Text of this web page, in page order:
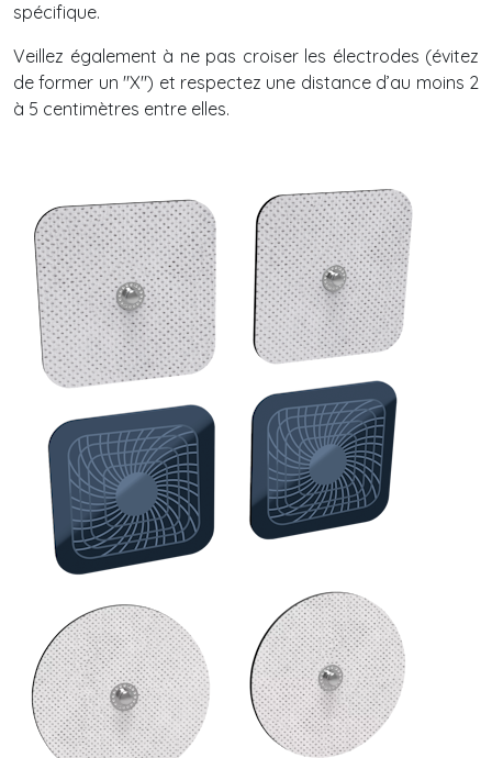
spécifique.
Veillez également à ne pas croiser les électrodes (évitez
de former un "X") et respectez une distance d’au moins 2
à 5 centimètres entre elles.